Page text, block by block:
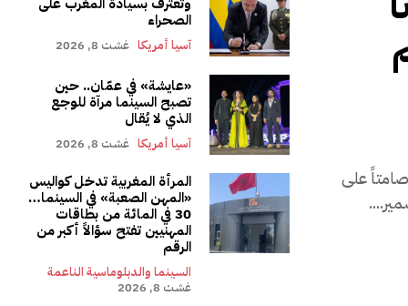
الصحراء
آسيا أمريكا غشت 8, 2026
«عايشة» في عمّان.. حين
تصبح السينما مرآة للوجع
الذي لا يُقال
آسيا أمريكا غشت 8, 2026
المرأة المغربية تدخل كواليس
«المهن الصعبة» في السينما…
30 في المائة من بطاقات
المهنيين تفتح سؤالاً أكبر من
الرقم
السينما والدبلوماسية الناعمة
غشت 8, 2026
صامتاً على